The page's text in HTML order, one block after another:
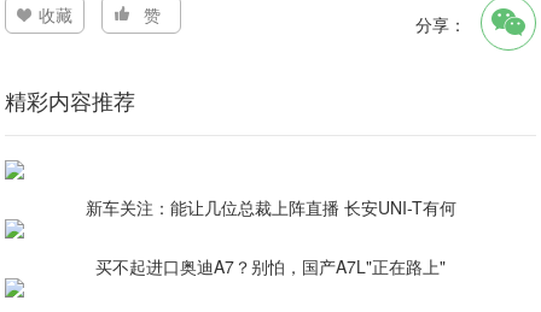
收藏 赞 分享：
精彩内容推荐
新车关注：能让几位总裁上阵直播 长安UNI-T有何
买不起进口奥迪A7？别怕，国产A7L"正在路上"